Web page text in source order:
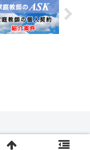
教師のASK.